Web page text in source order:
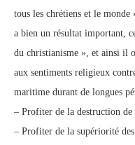
tous les chrétiens et le
a bien un résultat important,
du christianisme », et ainsi il
aux sentiments religieux
maritime durant de longues
– Profiter de la destruction
– Profiter de la supériorité